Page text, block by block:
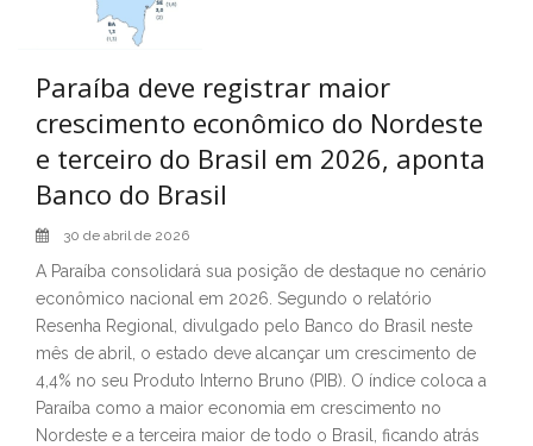
Paraíba deve registrar maior
crescimento econômico do Nordeste
e terceiro do Brasil em 2026, aponta
Banco do Brasil
30 de abril de 2026
A Paraíba consolidará sua posição de destaque no cenário
econômico nacional em 2026. Segundo o relatório
Resenha Regional, divulgado pelo Banco do Brasil neste
mês de abril, o estado deve alcançar um crescimento de
4,4% no seu Produto Interno Bruno (PIB). O índice coloca a
Paraíba como a maior economia em crescimento no
Nordeste e a terceira maior de todo o Brasil, ficando atrás